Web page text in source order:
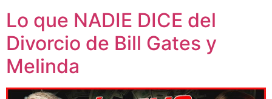
Lo que NADIE DICE del
Divorcio de Bill Gates y
Melinda